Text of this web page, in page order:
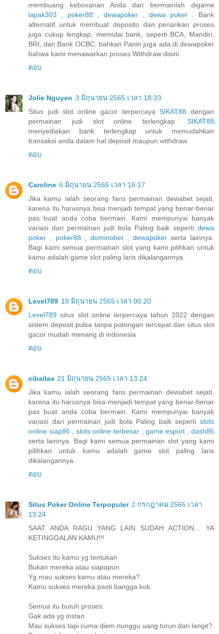
membuang kebosanan Anda dan bermainlah digame
lapak303
poker88 ,dewapoker dewa poker. Bank
alternatif untuk membuat deposito dan penarikan proses
juga cukup lengkap, memulai bank, seperti BCA, Mandiri,
BRI, dan Bank OCBC, bahkan Panin juga ada di dewapoker
bahwa kami menawarkan proses Withdraw disini.
ตอบ
Jolie Nguyen 3 มิถุนายน 2565 เวลา 18:33
Situs judi slot online gacor terpercayaSIKAT88 dengan
permainan judi slot online terlengkap. SIKAT88
menyediakan bank terlengkap untuk memudahkan
transaksi anda dalam hal deposit maupun withdraw
ตอบ
Caroline 6 มิถุนายน 2565 เวลา 16:17
Jika kamu ialah seorang fans permainan dewabet sejati,
karena itu harusnya bisa menjadi tempat yang benar-benar
pas buat anda coba bermain. Kami mempunyai banyak
variasi dari permainan judi bola Paling baik seperti dewa
poker
poker88 dominobet dewapokerserta lainnya.
Bagi kami semua permainan slot yang kami pilihkan untuk
kamu adalah game slot paling laris dikalangannya.
ตอบ
Level789 18 มิถุนายน 2565 เวลา 00:20
Level789 situs slot online terpercaya tahun 2022 dengan
sistem deposit pulsa tanpa potongan tercepat dan situs slot
gacor mudah menang di indonesia
ตอบ
cibailaa 21 มิถุนายน 2565 เวลา 13:24
Jika kamu ialah seorang fans permainan dewabet sejati,
karena itu harusnya bisa menjadi tempat yang benar-benar
pas buat anda coba bermain. Kami mempunyai banyak
variasi dari permainan judi bola Paling baik seperti slots
online siap86
slots online terbesar, game esport
dash86
serta lainnya. Bagi kami semua permainan slot yang kami
pilihkan untuk kamu adalah game slot paling laris
dikalangannya.
ตอบ
Situs Poker Online Terpopuler 2 กรกฎาคม 2565 เวลา
13:24
SAAT ANDA RAGU YANG LAIN SUDAH ACTION… YA
KETINGGALAN KAMU!!!
Sukses itu kamu yg tentukan
Bukan mereka atau siapapun
Yg mau sukses kamu atau mereka?
Kamu sukses mereka pasti bangga kok.
Semua itu butuh proses.
Gak ada yg instan
Mau sukses tapi cuma diem nunggu uang turun dari langit?